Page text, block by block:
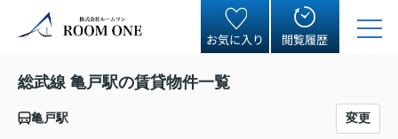
お気に入り 閲覧履歴
総武線 亀戸駅の賃貸物件一覧
亀戸駅 変更